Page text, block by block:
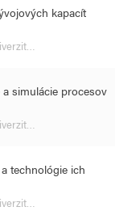
kapacít
simulácie procesov
technológie ich